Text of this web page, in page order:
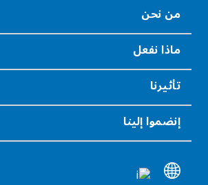
من نحن
ماذا نفعل
تأثيرنا
إنضموا إلينا